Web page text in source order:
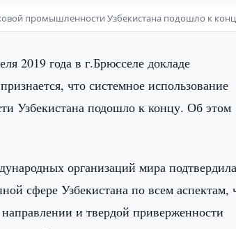
промышленности Узбекистана подошло к
2019 года в г.Брюсселе докладе
что системное использование
Узбекистана подошло к концу. Об этом
организаций мира подтвердила
сфере Узбекистана по всем аспектам,
и твердой приверженности